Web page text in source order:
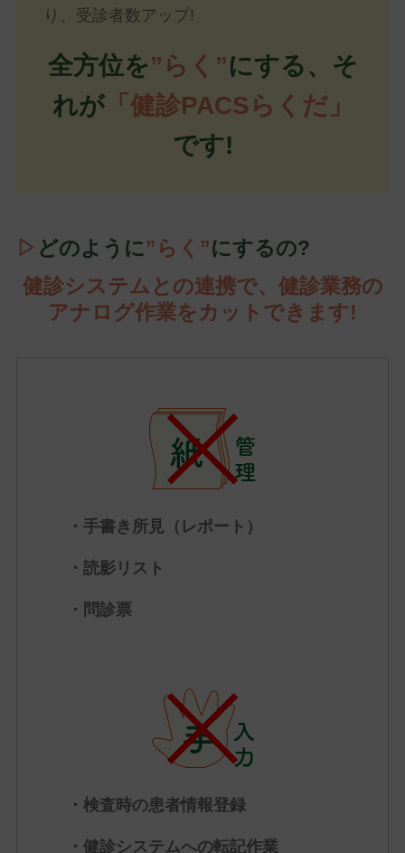
り、受診者数アップ!
全方位を”らく”にする、そ
れが「健診PACSらくだ」
です!
▷ どのように”らく”にするの?
健診システムとの連携で、健診業務の
アナログ作業をカットできます!
・手書き所見（レポート）
・読影リスト
・問診票
・検査時の患者情報登録
・健診システムへの転記作業